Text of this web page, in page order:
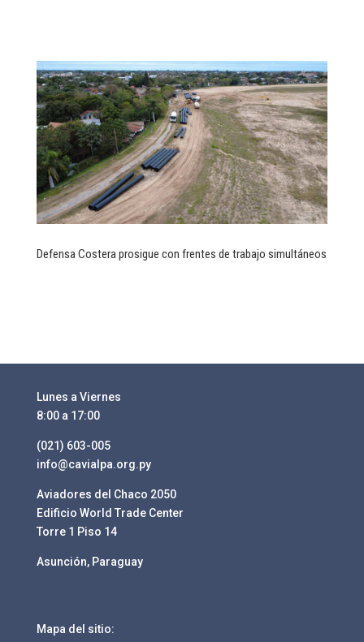
Defensa Costera prosigue con frentes de trabajo simultáneos
Lunes a Viernes
8:00 a 17:00
(021) 603-005
info@cavialpa.org.py
Aviadores del Chaco 2050
Edificio World Trade Center
Torre 1 Piso 14
Asunción, Paraguay
Mapa del sitio: